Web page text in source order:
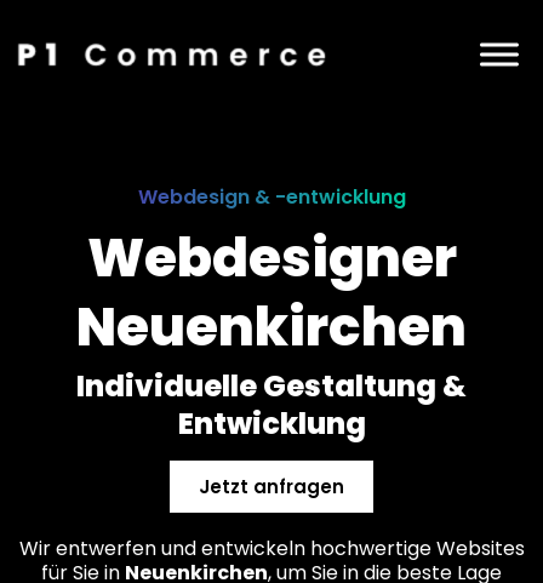
Webdesign & -entwicklung
Webdesigner
Neuenkirchen
Individuelle Gestaltung &
Entwicklung
Jetzt anfragen
Wir entwerfen und entwickeln hochwertige Websites
für Sie in Neuenkirchen, um Sie in die beste Lage